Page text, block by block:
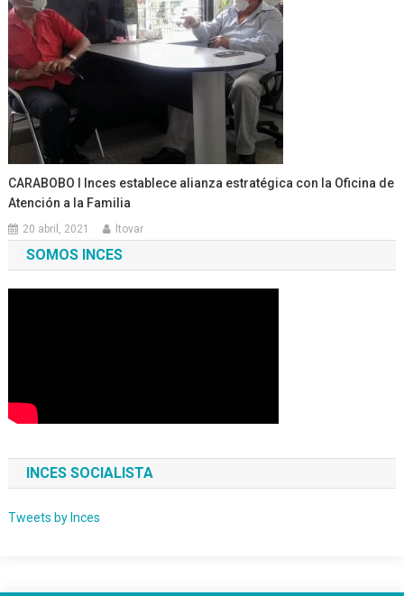
CARABOBO l Inces establece alianza estratégica con la Oficina de
Atención a la Familia
20 abril, 2021 ltovar
SOMOS INCES
INCES SOCIALISTA
Tweets by Inces